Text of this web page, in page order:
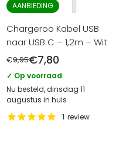
AANBIEDING
Chargeroo Kabel USB
naar USB C – 1,2m – Wit
€9,95€7,80
✓ Op voorraad
Nu besteld, dinsdag 11
augustus in huis
1 review